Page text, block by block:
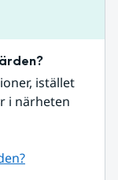
istället
i närheten